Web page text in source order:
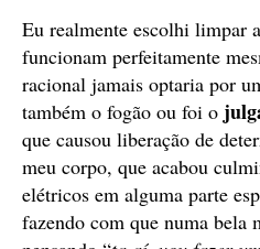
Eu realmente escolhi limpar
funcionam perfeitamente
racional jamais optaria por
também o fogão ou foi o
que causou liberação de
meu corpo, que acabou
elétricos em alguma parte
fazendo com que numa bela